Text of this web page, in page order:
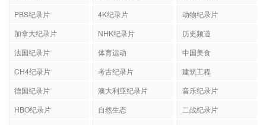
PBS纪录片
4K纪录片
动物纪录片
加拿大纪录片
NHK纪录片
历史频道
法国纪录片
体育运动
中国美食
CH4纪录片
考古纪录片
建筑工程
德国纪录片
澳大利亚纪录片
音乐纪录片
HBO纪录片
自然生态
二战纪录片